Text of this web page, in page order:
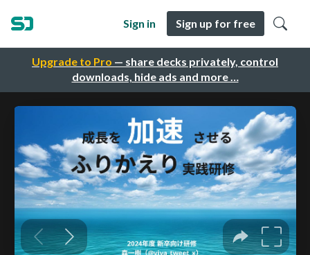
Upgrade to Pro — share decks privately, control
downloads, hide ads and more …
Sign in Sign up for free